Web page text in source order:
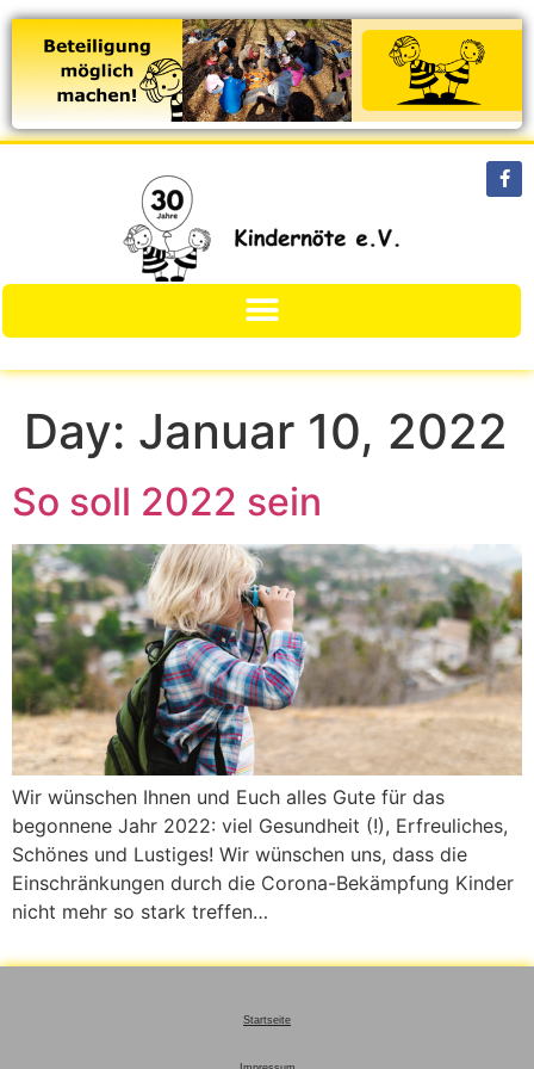
Day: Januar 10, 2022
So soll 2022 sein
Wir wünschen Ihnen und Euch alles Gute für das
begonnene Jahr 2022: viel Gesundheit (!), Erfreuliches,
Schönes und Lustiges! Wir wünschen uns, dass die
Einschränkungen durch die Corona-Bekämpfung Kinder
nicht mehr so stark treffen…
Startseite